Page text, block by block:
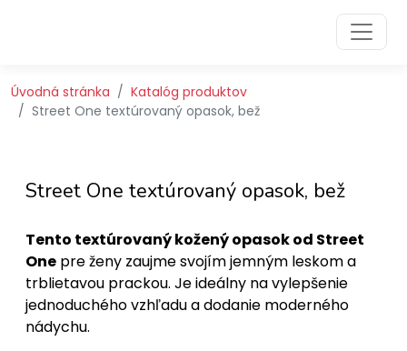
Úvodná stránka
Katalóg produktov
Street One textúrovaný opasok, bež
Street One textúrovaný opasok, bež
Tento textúrovaný kožený opasok od Street
One pre ženy zaujme svojím jemným leskom a
trblietavou prackou. Je ideálny na vylepšenie
jednoduchého vzhľadu a dodanie moderného
nádychu.